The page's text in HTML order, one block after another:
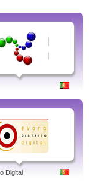
Digital